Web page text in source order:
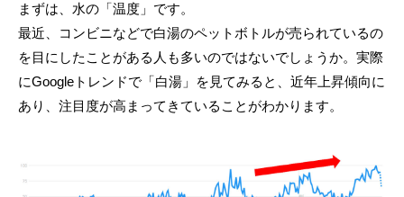
まずは、水の「温度」です。
最近、コンビニなどで白湯のペットボトルが売られているの
を目にしたことがある人も多いのではないでしょうか。実際
にGoogleトレンドで「白湯」を見てみると、近年上昇傾向に
あり、注目度が高まってきていることがわかります。